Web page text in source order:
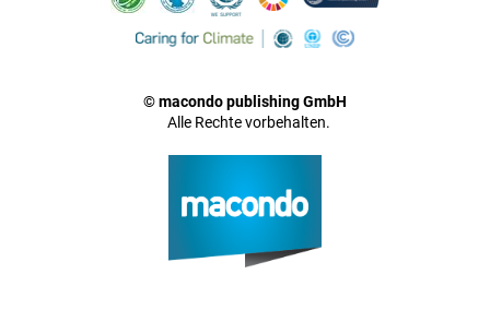
© macondo publishing GmbH
Alle Rechte vorbehalten.